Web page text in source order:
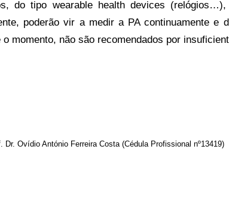
do tipo wearable health devices
poderão vir a medir a PA continuamente e
o momento, não são recomendados por
Dr. Ovídio António Ferreira Costa (Cédula Profissional nº13419)